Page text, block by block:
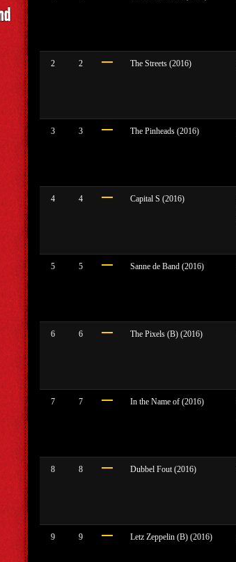
2 2 The Streets (2016)
3 3 The Pinheads (2016)
4 4 Capital S (2016)
5 5 Sanne de Band (2016)
6 6 The Pixels (B) (2016)
7 7 In the Name of (2016)
8 8 Dubbel Fout (2016)
9 9 Letz Zeppelin (B) (2016)